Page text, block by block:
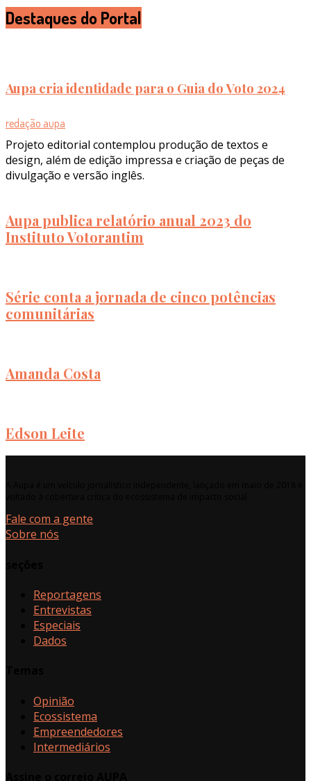
Destaques do Portal
Aupa cria identidade para o Guia do Voto 2024
redação aupa
Projeto editorial contemplou produção de textos e
design, além de edição impressa e criação de peças de
divulgação e versão inglês.
Aupa publica relatório anual 2023 do
Instituto Votorantim
Série conta a jornada de cinco potências
comunitárias
Amanda Costa
Edson Leite
Fale com a gente
Sobre nós
Reportagens
Entrevistas
Especiais
Dados
Opinião
Ecossistema
Empreendedores
Intermediários